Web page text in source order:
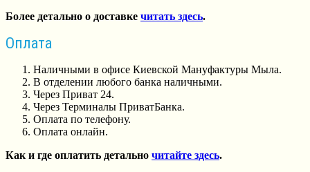
Более детально о доставке читать здесь.
Оплата
Наличными в офисе Киевской Мануфактуры Мыла.
В отделении любого банка наличными.
Через Приват 24.
Через Терминалы ПриватБанка.
Оплата по телефону.
Оплата онлайн.
Как и где оплатить детально читайте здесь.